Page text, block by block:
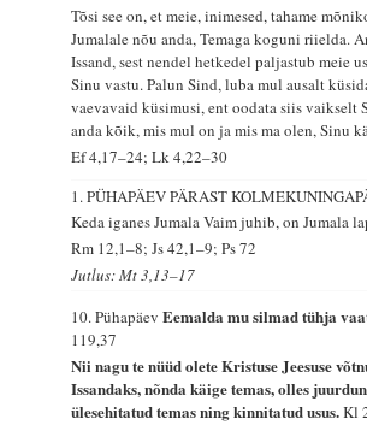
Tõsi see on, et meie, inimesed, tahame
Jumalale nõu anda, Temaga koguni riielda.
Issand, sest nendel hetkedel paljastub meie
Sinu vastu. Palun Sind, luba mul ausalt
vaevavaid küsimusi, ent oodata siis vaikselt
anda kõik, mis mul on ja mis ma olen, Sinu
Ef 4,17–24; Lk 4,22–30
1. PÜHAPÄEV PÄRAST
Keda iganes Jumala Vaim juhib, on Jumala
Rm 12,1–8; Js 42,1–9; Ps 72
Jutlus: Mt 3,13–17
10. PühapäevEemalda mu silmad tühja
119,37
Nii nagu te nüüd olete Kristuse Jeesuse
Issandaks, nõnda käige temas, olles
ülesehitatud temas ning kinnitatud usus.Kl